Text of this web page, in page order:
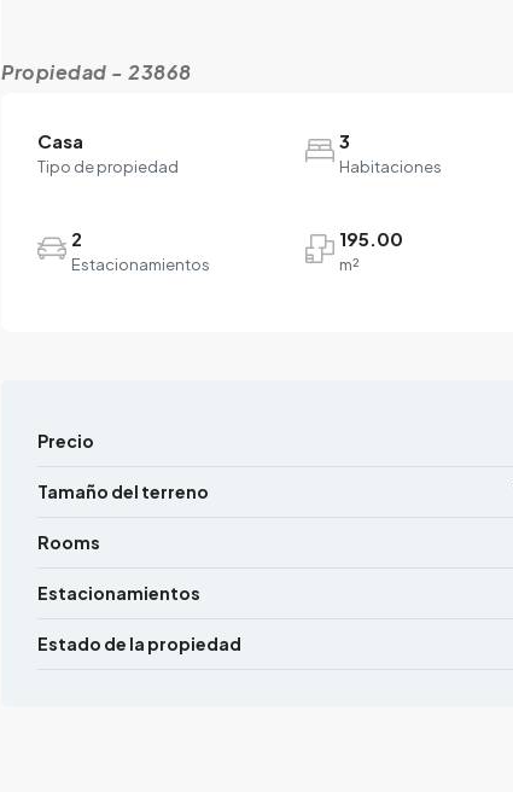
Propiedad - 23868
Casa
Tipo de propiedad
3
Habitaciones
2
Estacionamientos
195.00
m²
Precio
Tamaño del terreno
Rooms
Estacionamientos
Estado de la propiedad